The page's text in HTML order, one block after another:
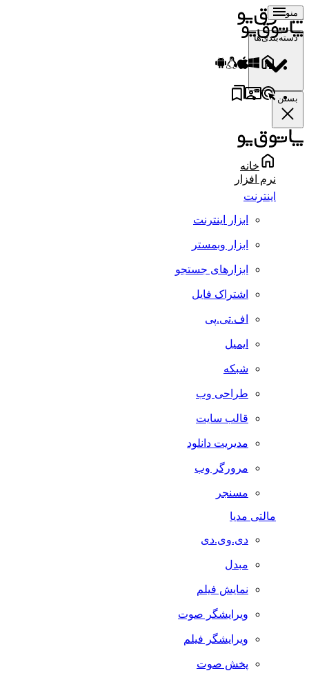
منو
دسته‌بندی‌ها
بستن
خانه
نرم افزار
اینترنت
ابزار اینترنت
ابزار وبمستر
ابزارهای جستجو
اشتراک فایل
اف.تی.پی
ایمیل
شبکه
طراحی وب
قالب سایت
مدیریت دانلود
مرورگر وب
مسنجر
مالتی مدیا
دی.وی.دی
مبدل
نمایش فیلم
ویرایشگر صوت
ویرایشگر فیلم
پخش صوت